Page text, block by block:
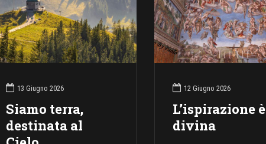
13 Giugno 2026
Siamo terra,
destinata al
12 Giugno 2026
L’ispirazione è
divina